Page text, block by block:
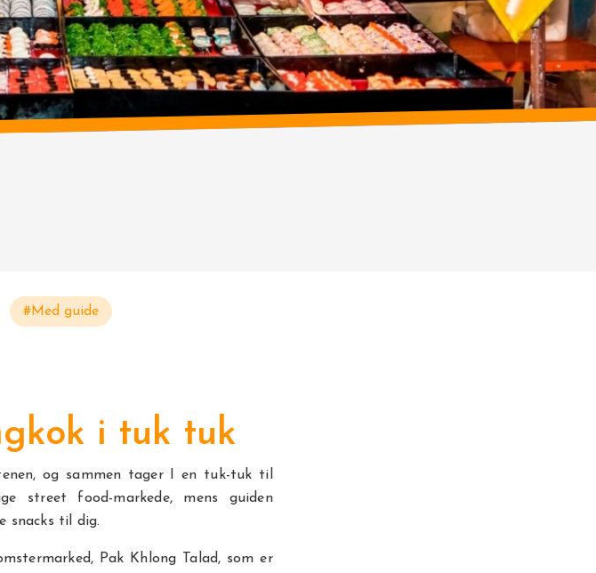
#Med guide
i tuk tuk
og sammen tager I en tuk-tuk til
street food-markede, mens guiden
snacks til dig.
Pak Khlong Talad, som er